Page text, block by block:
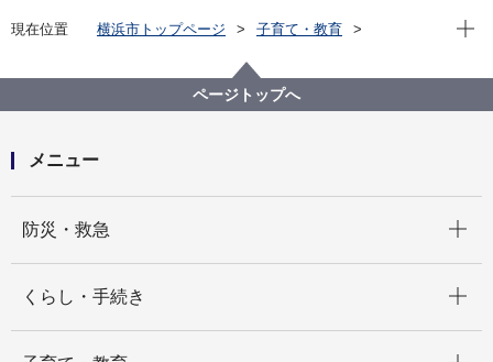
現在位置 横浜市トップページ
子育て・教育
親と子のつどいの広場
磯子区子育てキディ・洋光台
現在
ページトップへ
メニュー
防災・救急
くらし・手続き